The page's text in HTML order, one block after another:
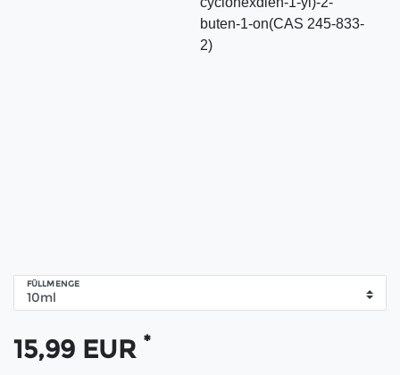
buten-1-on(CAS 245-833-
2)
FÜLLMENGE
15,99 EUR *